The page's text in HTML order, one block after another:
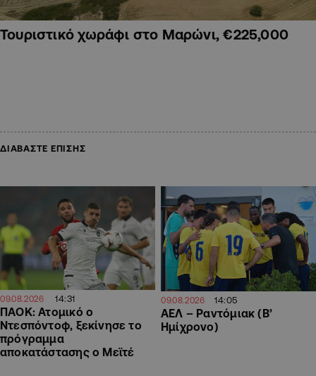
Τουριστικό χωράφι στο Μαρώνι, €225,000
ΔΙΑΒΑΣΤΕ ΕΠΙΣΗΣ
09.08.2026 14:31
ΠΑΟΚ: Ατομικό ο
Ντεσπόντοφ, ξεκίνησε το
πρόγραμμα
αποκατάστασης ο Μεϊτέ
09.08.2026 14:05
ΑΕΛ – Ραντόμιακ (Β’
Ημίχρονο)